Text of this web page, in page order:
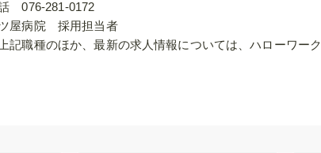
076-281-0172
屋病院 採用担当者
記職種のほか、最新の求人情報については、ハローワー